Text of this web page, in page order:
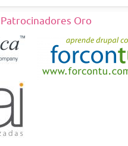
Patrocinadores Oro